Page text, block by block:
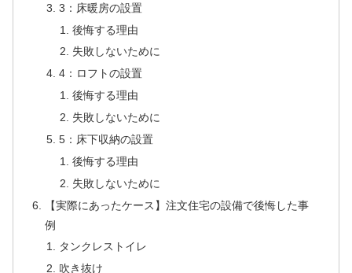
3：床暖房の設置
後悔する理由
失敗しないために
4：ロフトの設置
後悔する理由
失敗しないために
5：床下収納の設置
後悔する理由
失敗しないために
【実際にあったケース】注文住宅の設備で後悔した事
例
タンクレストイレ
吹き抜け